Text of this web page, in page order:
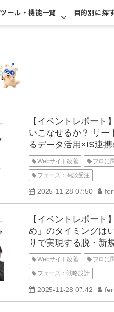
ツール・機能一覧 目的別に探
【イベントレポート
いこなせるか？ リー
るデータ活用×IS連
Webサイト改善 プロに
フェーズ：商談受注
2025-11-28 07:50
【イベントレポート
め」のタイミングは
りで実現する脱・新
Webサイト改善 プロに
フェーズ：戦略設計
2025-11-28 07:42